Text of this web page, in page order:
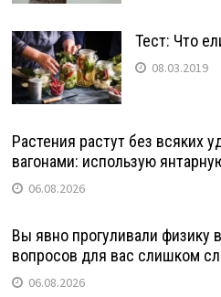
Тест: Что
08.03.2019
Растения растут без всяких
вагонами: использую
06.08.2026
Вы явно прогуливали физику
вопросов для вас слишком
06.08.2026